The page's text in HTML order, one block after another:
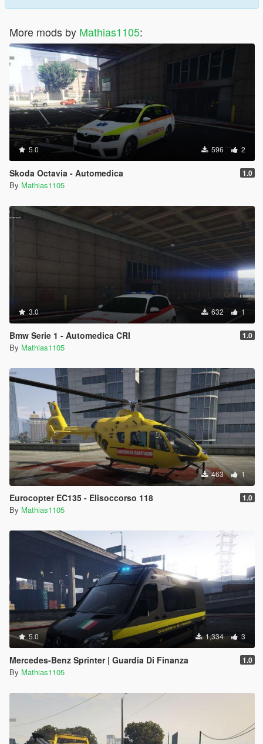
More mods by Mathias1105:
5.0 596 2
Skoda Octavia - Automedica 1.0
By Mathias1105
3.0 632 1
Bmw Serie 1 - Automedica CRI 1.0
By Mathias1105
463 1
Eurocopter EC135 - Elisoccorso 118 1.0
By Mathias1105
5.0 1,334 3
Mercedes-Benz Sprinter | Guardia Di Finanza 1.0
By Mathias1105